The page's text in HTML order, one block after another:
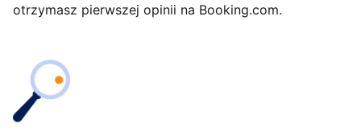
otrzymasz pierwszej opinii na Booking.com.